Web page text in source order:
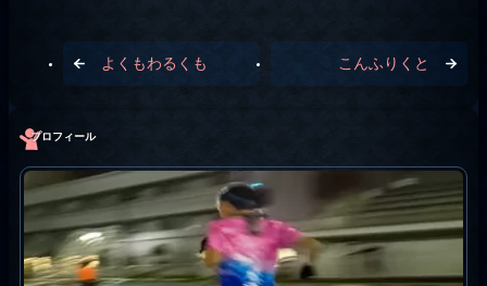
よくもわるくも こんふりくと
プロフィール